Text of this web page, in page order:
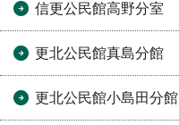
信更公民館高野分室
更北公民館真島分館
更北公民館小島田分館